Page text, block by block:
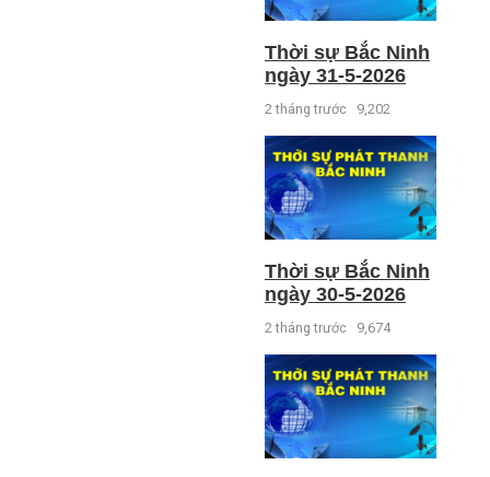
Thời sự Bắc Ninh
ngày 31-5-2026
2 tháng trước 9,202
Thời sự Bắc Ninh
ngày 30-5-2026
2 tháng trước 9,674